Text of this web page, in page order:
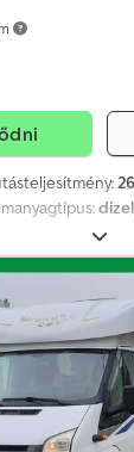
dízel
, szín:
elektronikus
zár,
első
* Vonóhorog,
*
* WhatsApp
????? * Az
Az adatok